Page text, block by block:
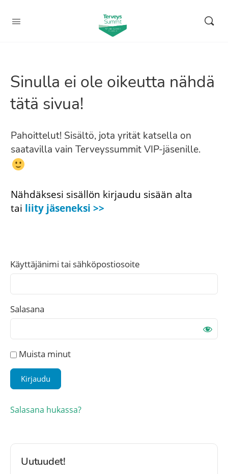
Sinulla ei ole oikeutta nähdä
tätä sivua!
Pahoittelut! Sisältö, jota yrität katsella on
saatavilla vain Terveyssummit VIP-jäsenille.
Nähdäksesi sisällön kirjaudu sisään alta
tai liity jäseneksi >>
Käyttäjänimi tai sähköpostiosoite
Salasana
Muista minut
Salasana hukassa?
Uutuudet!